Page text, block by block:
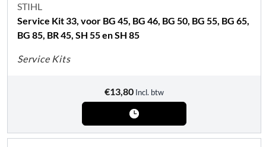
STIHL
Service Kit 33, voor BG 45, BG 46, BG 50, BG 55, BG 65,
BG 85, BR 45, SH 55 en SH 85
Service Kits
€13,80 Incl. btw